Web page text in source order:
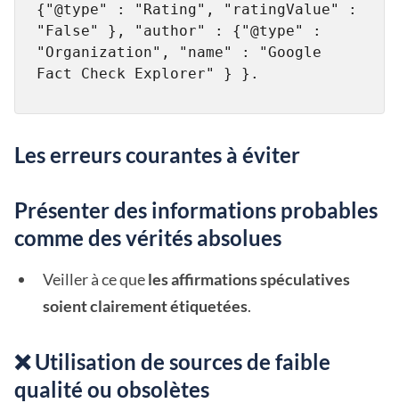
{"@type" : "Rating", "ratingValue" :
"False" }, "author" : {"@type" :
"Organization", "name" : "Google
Fact Check Explorer" } }.
Les erreurs courantes à éviter
Présenter des informations probables
comme des vérités absolues
Veiller à ce queles affirmations spéculatives
soient clairement étiquetées.
❌ Utilisation de sources de faible
qualité ou obsolètes